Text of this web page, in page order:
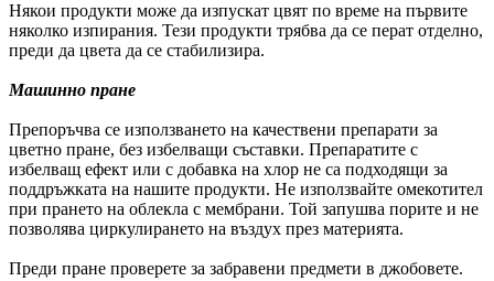
Някои продукти може да изпускат цвят по време на първите
няколко изпирания. Тези продукти трябва да се перат отделно,
преди да цвета да се стабилизира.
Машинно пране
Препоръчва се използването на качествени препарати за
цветно пране, без избелващи съставки. Препаратите с
избелващ ефект или с добавка на хлор не са подходящи за
поддръжката на нашите продукти. Не използвайте омекотител
при прането на облекла с мембрани. Той запушва порите и не
позволява циркулирането на въздух през материята.
Преди пране проверете за забравени предмети в джобовете.